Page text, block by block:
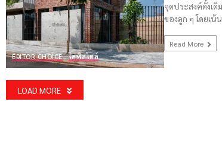
EDITOR CHOICE ไลฟ์สไตล์
จุดประสงค์ดั้งเ
ของลูก ๆ โดยเ
Read More
LOAD MORE